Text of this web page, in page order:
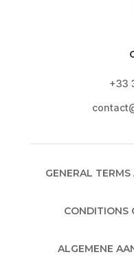
+33
GENERAL
CONDITIONS
ALGEMENE